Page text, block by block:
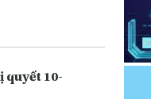
quyết 10-